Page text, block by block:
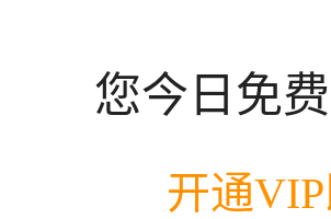
您今日免
开通